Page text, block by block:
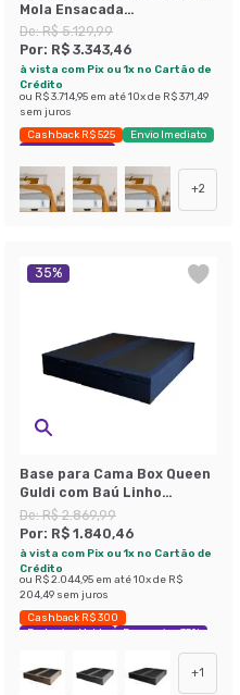
Mola Ensacada
(30x158x198) Cinza e
Branco
De:R$ 5.129,99
Por: R$ 3.343,46
à vista com Pix ou 1x no Cartão de
Crédito
ou R$ 3.714,95 em até10x de R$ 371,49
sem juros
Cashback R$ 525
Envio Imediato
Exclusivo Mobly
+2
35%
Base para Cama Box Queen
Guldi com Baú Linho
(47x158x198 cm) Azul
Marinho
De:R$ 2.869,99
Por: R$ 1.840,46
à vista com Pix ou 1x no Cartão de
Crédito
ou R$ 2.044,95 em até10x de R$
204,49 sem juros
Cashback R$ 300
Exclusivo Mobly
Economize 35%
+1